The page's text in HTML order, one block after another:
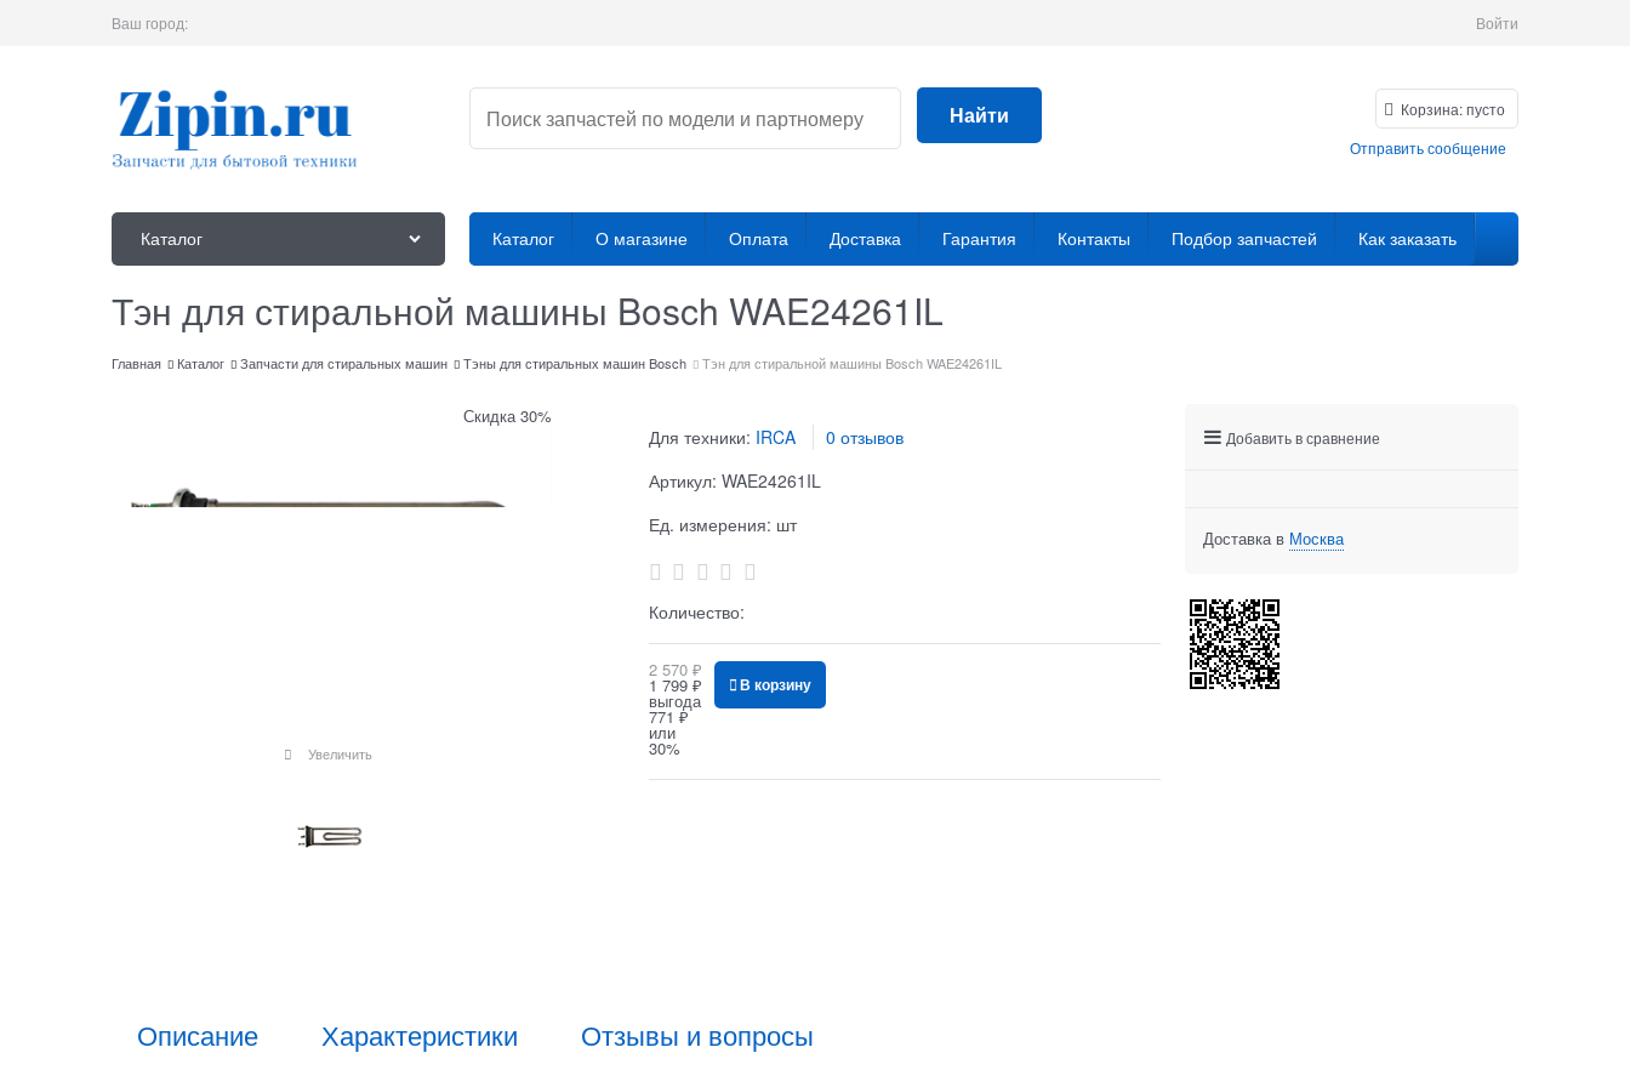
Ваш город: Войти
Найти Корзина:пусто
Отправить сообщение
Каталог Каталог О магазине Оплата Доставка Гарантия Контакты Подбор запчастей Как заказать
Тэн для стиральной машины Bosch WAE24261IL
Главная Каталог Запчасти для стиральных машин Тэны для стиральных машин Bosch Тэн для стиральной машины Bosch WAE24261IL
Скидка 30%
Увеличить
Для техники: IRCA
0 отзывов
Артикул: WAE24261IL
Ед. измерения: шт
Количество:
2 570 ₽
1 799 ₽
выгода
771 ₽
или
30%
В корзину
Описание Характеристики Отзывы и вопросы
Добавить в сравнение
Доставка в Москва